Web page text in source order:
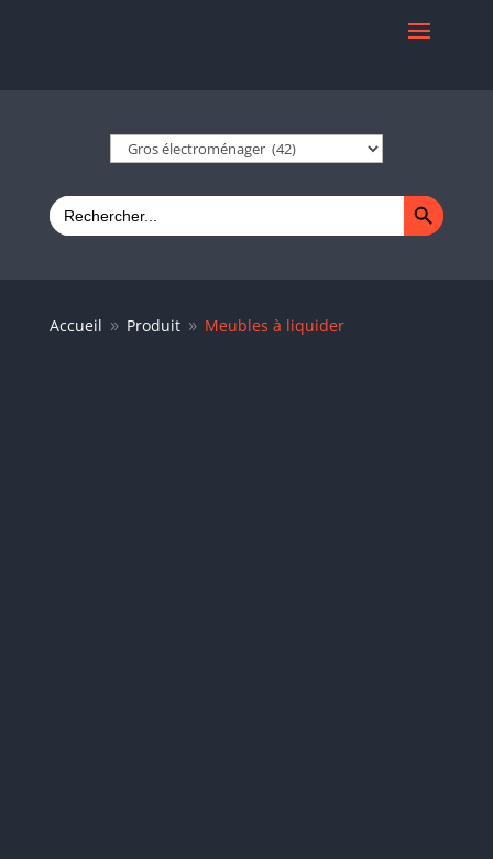
Search
for:
Search Button
Accueil 9 Produit 9 Meubles à liquider